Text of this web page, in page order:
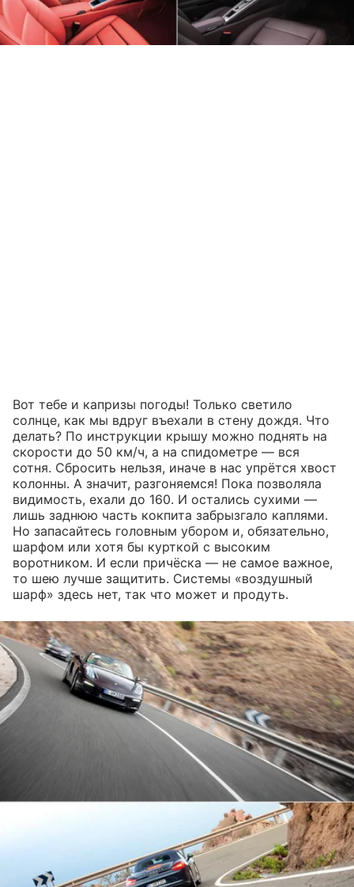
Вот тебе и капризы погоды! Только светило
солнце, как мы вдруг въехали в стену дождя. Что
делать? По инструкции крышу можно поднять на
скорости до 50 км/ч, а на спидометре — вся
сотня. Сбросить нельзя, иначе в нас упрётся хвост
колонны. А значит, разгоняемся! Пока позволяла
видимость, ехали до 160. И остались сухими —
лишь заднюю часть кокпита забрызгало каплями.
Но запасайтесь головным убором и, обязательно,
шарфом или хотя бы курткой с высоким
воротником. И если причёска — не самое важное,
то шею лучше защитить. Системы «воздушный
шарф» здесь нет, так что может и продуть.